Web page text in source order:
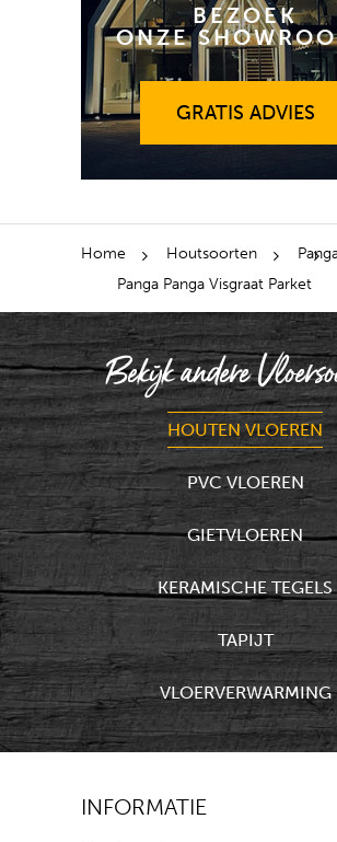
BEZOEK
ONZE
GRATIS ADVIES
GRATIS ADVIES
Home Houtsoorten
Panga Panga Visgraat Parket
Bekijk andere
HOUTEN VLOEREN
PVC VLOEREN
GIETVLOEREN
KERAMISCHE TEGELS
TAPIJT
VLOERVERWARMING
INFORMATIE